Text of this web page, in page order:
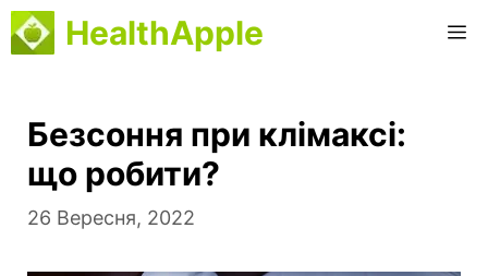
Перейти
до
HealthApple
Безсоння при клімаксі:
що робити?
26 Вересня, 2022